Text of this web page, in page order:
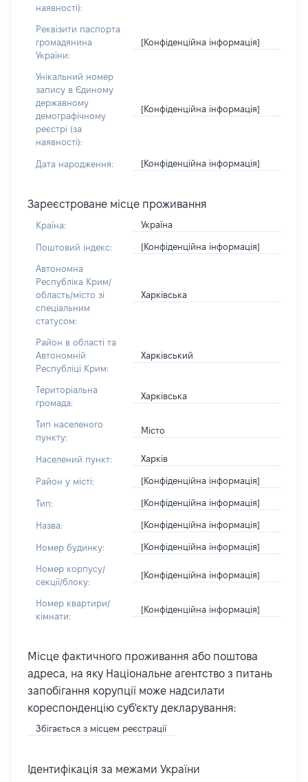
наявності):
Реквізити паспорта
громадянина
України:
[Конфіденційна інформація]
Унікальний номер
запису в Єдиному
державному
демографічному
реєстрі (за
наявності):
[Конфіденційна інформація]
Дата народження: [Конфіденційна інформація]
Зареєстроване місце проживання
Країна: Україна
Поштовий індекс: [Конфіденційна інформація]
Автономна
Республіка Крим/
область/місто зі
спеціальним
статусом:
Харківська
Район в області та
Автономній
Республіці Крим:
Харківський
Територіальна
громада:
Харківська
Тип населеного
пункту:
Місто
Населений пункт: Харків
Район у місті: [Конфіденційна інформація]
Тип: [Конфіденційна інформація]
Назва: [Конфіденційна інформація]
Номер будинку: [Конфіденційна інформація]
Номер корпусу/
секції/блоку:
[Конфіденційна інформація]
Номер квартири/
кімнати:
[Конфіденційна інформація]
Місце фактичного проживання або поштова
адреса, на яку Національне агентство з питань
запобігання корупції може надсилати
кореспонденцію суб'єкту декларування:
Збігається з місцем реєстрації
Ідентифікація за межами України